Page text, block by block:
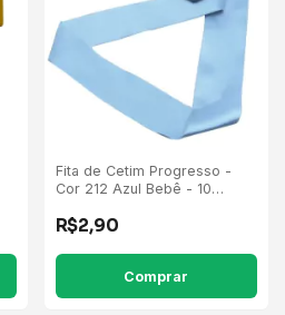
Fita de Cetim Progresso -
Cor 212 Azul Bebê - 10
R$2,90
Comprar